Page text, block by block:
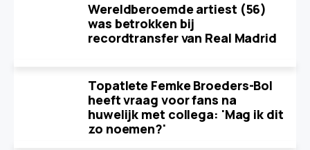
Wereldberoemde artiest (56)
was betrokken bij
recordtransfer van Real Madrid
Topatlete Femke Broeders-Bol
heeft vraag voor fans na
huwelijk met collega: 'Mag ik dit
zo noemen?'